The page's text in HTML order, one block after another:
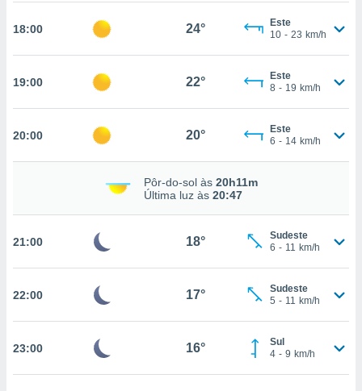
nós e
este sitio
de
possam
tal,
18:00 24°
Este
10 - 23 km/h
19:00 22°
Este
8 - 19 km/h
20:00 20°
Este
6 - 14 km/h
Pôr-do-sol às 20h11m
Última luz às 20:47
21:00 18°
Sudeste
6 - 11 km/h
22:00 17°
Sudeste
5 - 11 km/h
23:00 16°
Sul
4 - 9 km/h